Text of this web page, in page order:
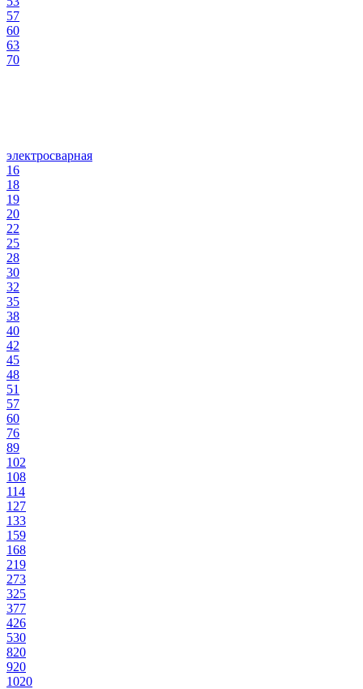
57
60
63
70
электросварная
16
18
19
20
22
25
28
30
32
35
38
40
42
45
48
51
57
60
76
89
102
108
114
127
133
159
168
219
273
325
377
426
530
820
920
1020